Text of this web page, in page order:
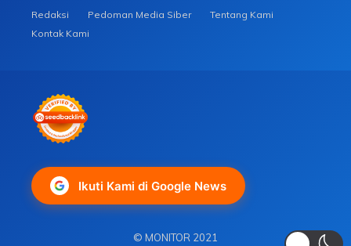
Redaksi Pedoman Media Siber
Tentang Kami
Kontak Kami
Ikuti Kami di Google News
© MONITOR 2021